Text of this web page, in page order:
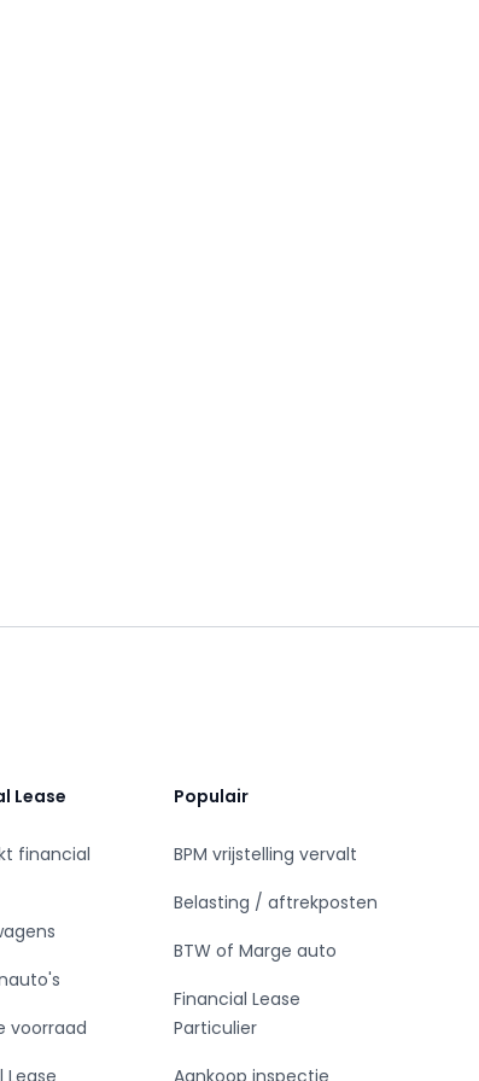
Lease
financial
voorraad
Lease
Populair
BPM vrijstelling vervalt
Belasting / aftrekposten
BTW of Marge auto
Financial Lease
Particulier
Aankoop inspectie